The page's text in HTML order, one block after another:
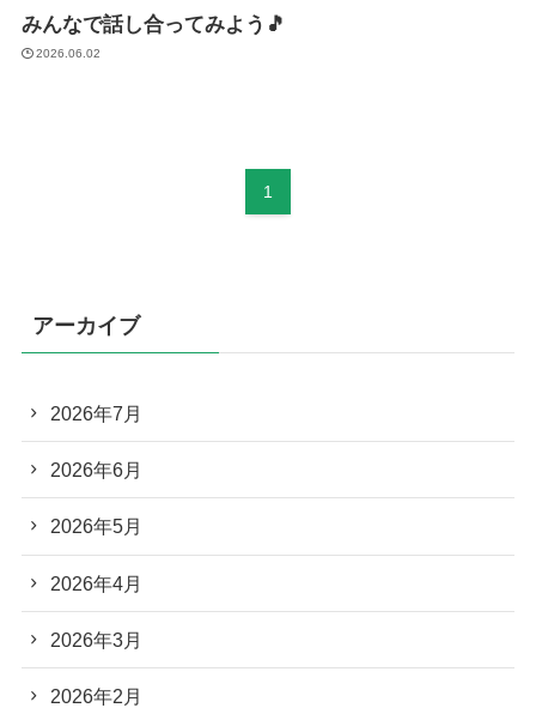
みんなで話し合ってみよう🎵
2026.06.02
1
アーカイブ
2026年7月
2026年6月
2026年5月
2026年4月
2026年3月
2026年2月